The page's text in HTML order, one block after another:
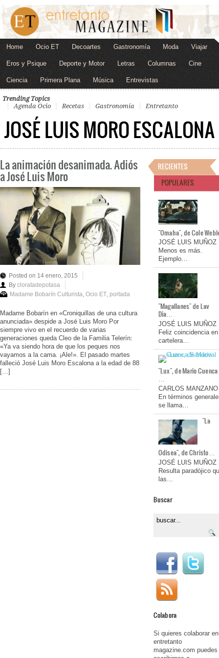
Home Ocio ET Decoartes Gastronomía Moda Viajar
Eros y Psique Deporte y Motor Letras Columnas Cine
Ciencia Primera Plana Música Entrevistas
Trending Topics
Agenda Ocio
Recetas Gastronomía Entretanto
JOSÉ LUIS MORO ESCALONA
La animación desanimada. Adiós
a José Luis Moro
Posted on 14 enero, 2015
By cloratadepotasa
Madame Bobarín Culturista, Ocio ET, portada
Madame Bobarín en «Croniquillas de una cultura
anunciada» despide a José Luis Moro Por
siempre vivo en el recuerdo de varias
generaciones queda Cleo de la Familia Telerín:
«Ya va siendo hora de que los peques nos
vayamos a la cama. ¡Ale!». El pasado martes
falleció José Luis Moro Escalona a la edad de 88
[…]
RECIENTES
POPULARES
"Omaha", de Cole
JOSÉ LUIS MUÑOZ
Menos es más.
Ejemplo…
"Magallanes" de Lav
Dia…
JOSÉ LUIS MUÑOZ
Feliz coincidencia en
cartelera…
"Lux", de Mario Cuenca
…
CARLOS MANZANO
En términos
se llama…
"La
Odisea", de Christo…
JOSÉ LUIS MUÑOZ
Resulta paradójico
las…
Buscar
Colabora
Si quieres colaborar en
entretanto
magazine.com puedes